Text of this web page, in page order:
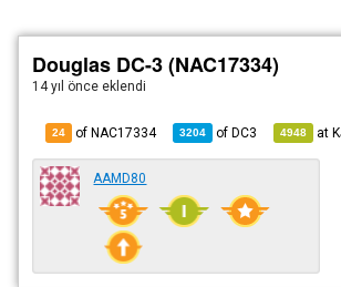
Douglas DC-3 (NAC17334)
14 yıl önce eklendi
24 of NAC17334 3204 ofDC3 4948 at
AAMD80